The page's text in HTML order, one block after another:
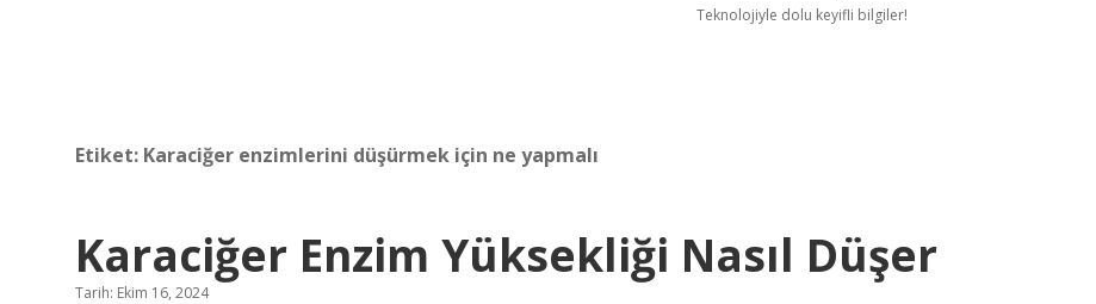
Teknolojiyle dolu keyifli bilgiler!
Etiket: Karaciğer enzimlerini düşürmek için ne yapmalı
Karaciğer Enzim Yüksekliği Nasıl Düşer
Tarih: Ekim 16, 2024